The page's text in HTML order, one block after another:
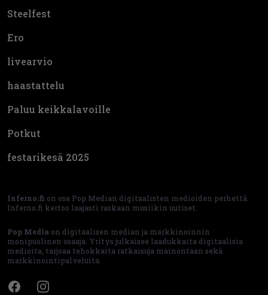
Steelfest
Ero
livearvio
haastattelu
Paluu keikkalavoille
Potkut
festarikesä 2025
Inferno.fi on osa Pop Median digitaalisten medioiden perhettä.
Inferno.fi kertoo laajasti raskaan musiikin uutiset.
Pop Media on digitaalisen median ja markkinoinnin
monipuolinen osaaja. Yritys julkaisee laadukkaita digitaalisia
medioita, tarjoaa tehokkaita ratkaisuja mainontaan sekä
markkinointipalveluita.
FacebookInstagram